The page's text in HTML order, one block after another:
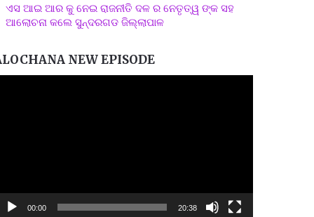
ଏସ ଆଇ ଆର କୁ ନେଇ ରାଜନୀତି ଦଳ ର ନେତୃତ୍ୱ ଙ୍କ ସହ
ଆଲୋଚନା କଲେ ସୁନ୍ଦରଗଡ ଜିଲ୍ଲାପାଳ
NEW EPISODE
00:00 20:38